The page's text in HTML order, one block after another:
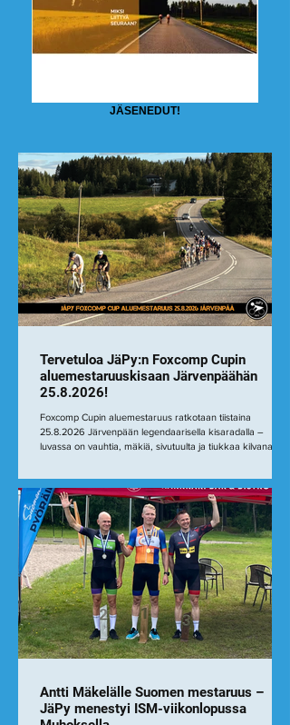
JÄSENEDUT!
Tervetuloa JäPy:n Foxcomp Cupin
aluemestaruuskisaan Järvenpäähän
25.8.2026!
Foxcomp Cupin aluemestaruus ratkotaan tiistaina
25.8.2026 Järvenpään legendaarisella kisaradalla –
luvassa on vauhtia, mäkiä, sivutuulta ja tiukkaa kilvanajoa!
odotella ratkaisuja. Ensimmäiset irtiotot nähdään usein jo
Nummisten mäessä, joka on Etelä-Suomen maineikkaimpia
kisanousuja. Lähes kilometrin mittainen, keskimäärin noin
viisiprosenttinen nousu laittaa n
Antti Mäkelälle Suomen mestaruus –
JäPy menestyi ISM-viikonlopussa